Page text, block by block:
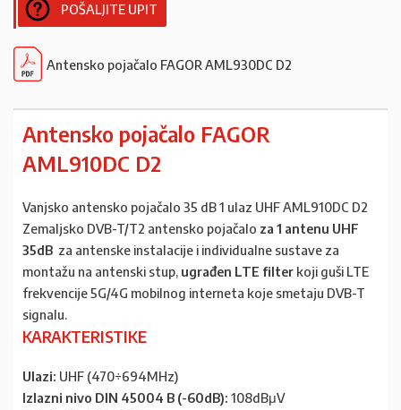
POŠALJITE UPIT
Antensko pojačalo FAGOR AML930DC D2
Antensko pojačalo FAGOR
AML910DC D2
Vanjsko antensko pojačalo 35 dB 1 ulaz UHF AML910DC D2
Zemaljsko DVB-T/T2 antensko pojačalo za 1 antenu UHF
35dB za antenske instalacije i individualne sustave za
montažu na antenski stup, ugrađen LTE filter koji guši LTE
frekvencije 5G/4G mobilnog interneta koje smetaju DVB-T
signalu.
KARAKTERISTIKE
Ulazi: UHF (470÷694MHz)
Izlazni nivo DIN 45004 B (-60dB): 108dBμV